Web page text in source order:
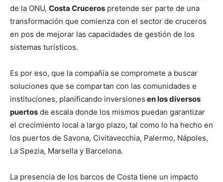
de la ONU, Costa Cruceros pretende ser parte de una
transformación que comienza con el sector de cruceros
en pos de mejorar las capacidades de gestión de los
sistemas turísticos.
Es por eso, que la compañía se compromete a buscar
soluciones que se compartan con las comunidades e
instituciones, planificando inversiones en los diversos
puertos de escala donde los mismos puedan garantizar
el crecimiento local a largo plazo, tal como lo ha hecho en
los puertos de Savona, Civitavecchia, Palermo, Nápoles,
La Spezia, Marsella y Barcelona.
La presencia de los barcos de Costa tiene un impacto